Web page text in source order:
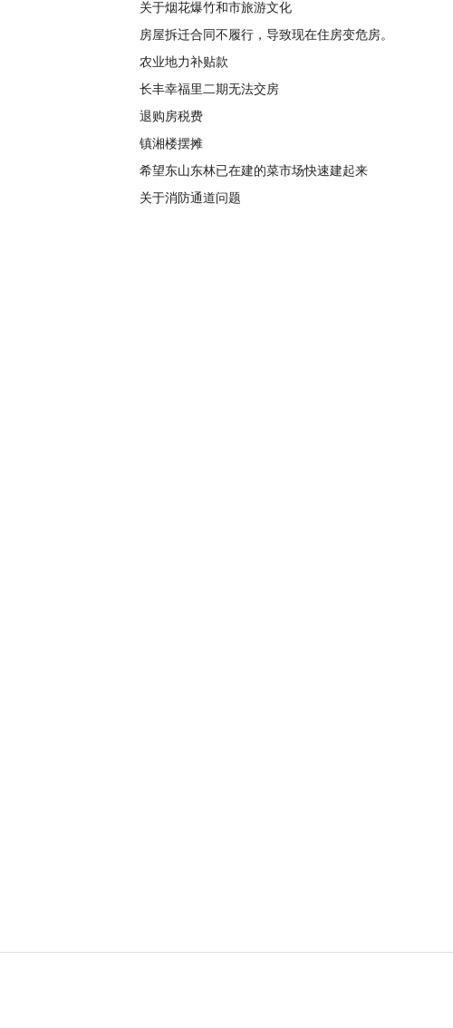
关于烟花爆竹和市旅游文化
房屋拆迁合同不履行，导致现在住房变危房。
农业地力补贴款
长丰幸福里二期无法交房
退购房税费
镇湘楼摆摊
希望东山东林已在建的菜市场快速建起来
关于消防通道问题